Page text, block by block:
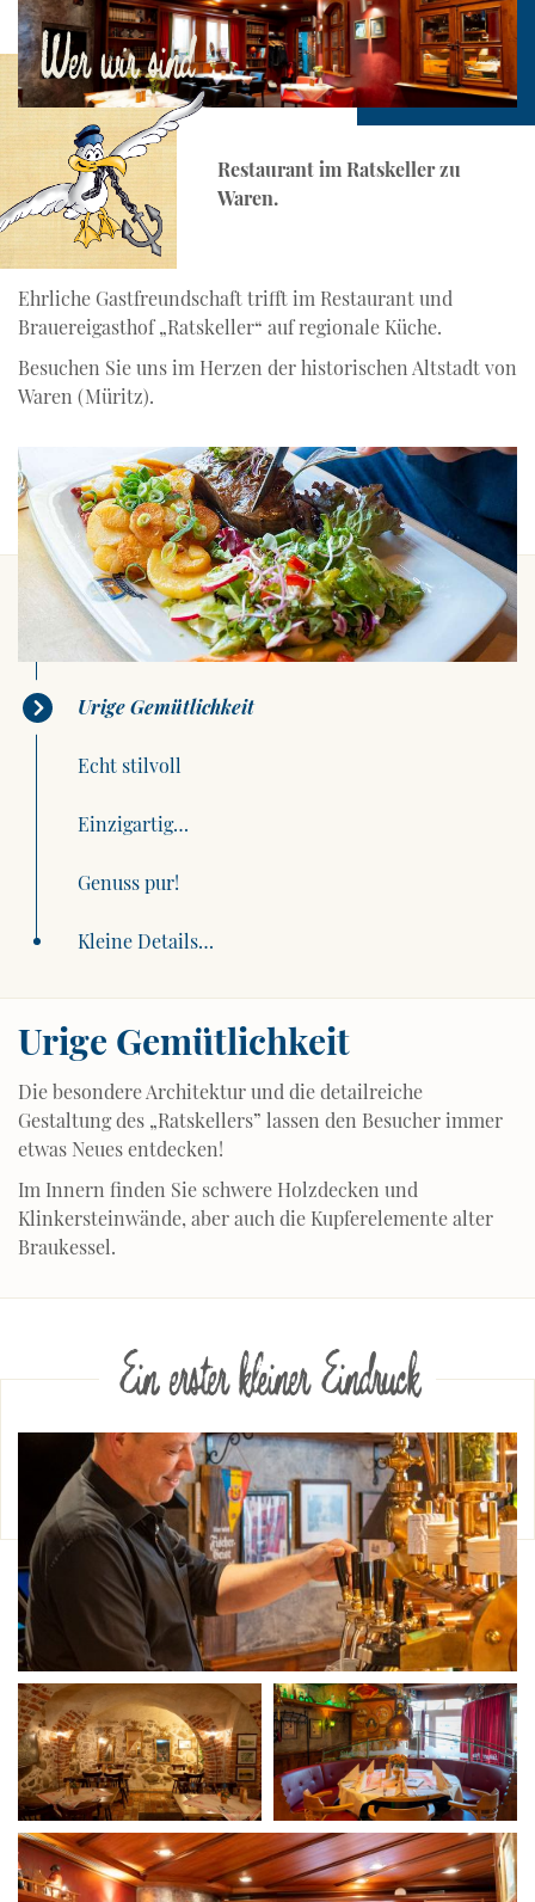
Skip
contentWer wir sind
Restaurant im Ratskeller zu
Waren.
Ehrliche Gastfreundschaft trifft im Restaurant und
Brauereigasthof „Ratskeller“ auf regionale Küche.
Besuchen Sie uns im Herzen der historischen Altstadt von
Waren (Müritz).
Urige Gemütlichkeit
Echt stilvoll
Einzigartig…
Genuss pur!
Kleine Details…
Urige Gemütlichkeit
Die besondere Architektur und die detailreiche
Gestaltung des „Ratskellers” lassen den Besucher immer
etwas Neues entdecken!
Im Innern finden Sie schwere Holzdecken und
Klinkersteinwände, aber auch die Kupferelemente alter
Braukessel.
Ein erster kleiner Eindruck